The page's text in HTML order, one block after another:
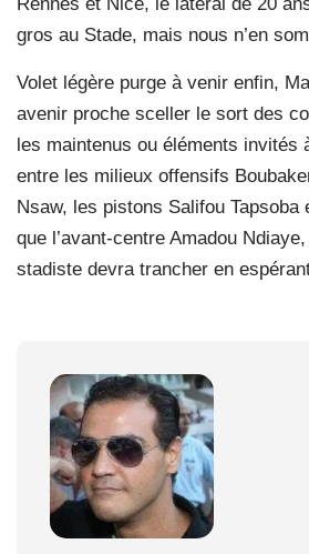
gros au Stade, mais nous n’en
Volet légère purge à venir enfin,
avenir proche sceller le sort des
les maintenus ou éléments invités
entre les milieux offensifs
Nsaw, les pistons Salifou Tapsoba
que l’avant-centre Amadou
stadiste devra trancher en